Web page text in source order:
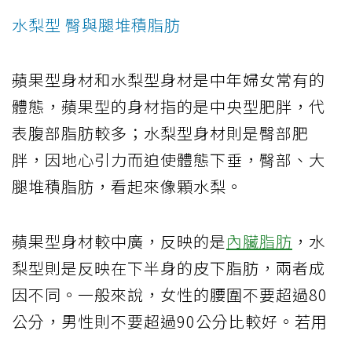
水梨型 臀與腿堆積脂肪
蘋果型身材和水梨型身材是中年婦女常有的
體態，蘋果型的身材指的是中央型肥胖，代
表腹部脂肪較多；水梨型身材則是臀部肥
胖，因地心引力而迫使體態下垂，臀部、大
腿堆積脂肪，看起來像顆水梨。
蘋果型身材較中廣，反映的是內臟脂肪 ，水
梨型則是反映在下半身的皮下脂肪，兩者成
因不同。一般來說，女性的腰圍不要超過80
公分，男性則不要超過90公分比較好。若用